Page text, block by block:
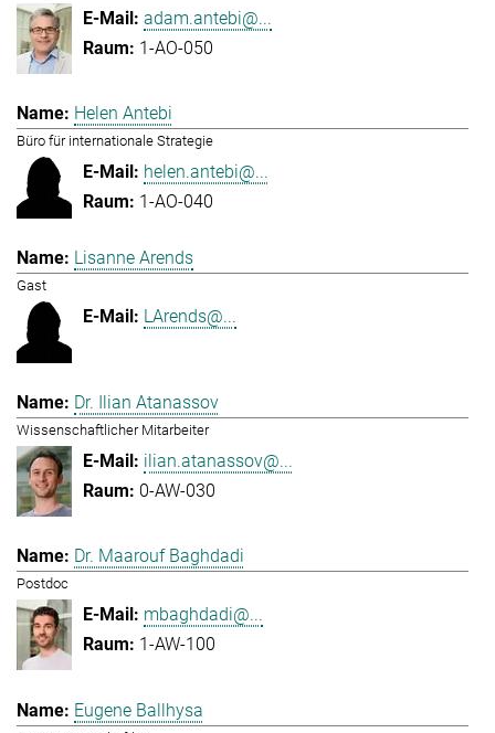
adam.antebi@...
1-AO-050
Helen Antebi
Büro für internationale Strategie
helen.antebi@...
1-AO-040
Lisanne Arends
Gast
LArends@...
Dr. Ilian Atanassov
Wissenschaftlicher Mitarbeiter
ilian.atanassov@...
0-AW-030
Dr. Maarouf Baghdadi
Postdoc
mbaghdadi@...
1-AW-100
Eugene Ballhysa